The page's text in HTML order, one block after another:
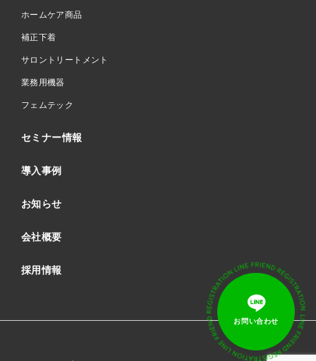
ホームケア商品
補正下着
サロントリートメント
業務用機器
フェムテック
セミナー情報
導入事例
お知らせ
会社概要
採用情報